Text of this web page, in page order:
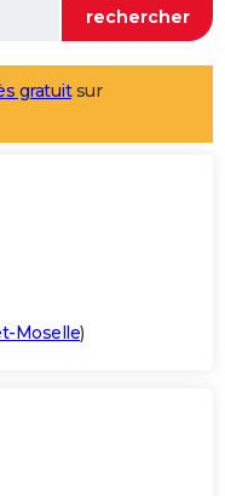
gratuitsur
Moselle)